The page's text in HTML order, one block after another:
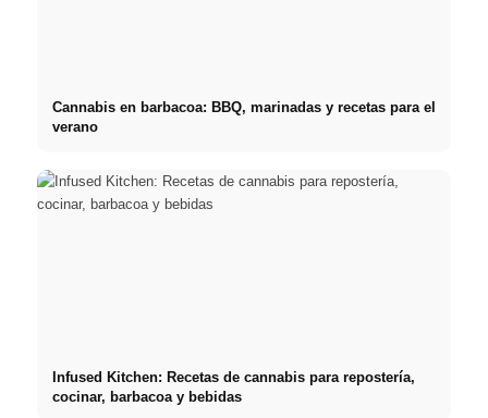
Cannabis en barbacoa: BBQ, marinadas y recetas para el
verano
Infused Kitchen: Recetas de cannabis para repostería,
cocinar, barbacoa y bebidas